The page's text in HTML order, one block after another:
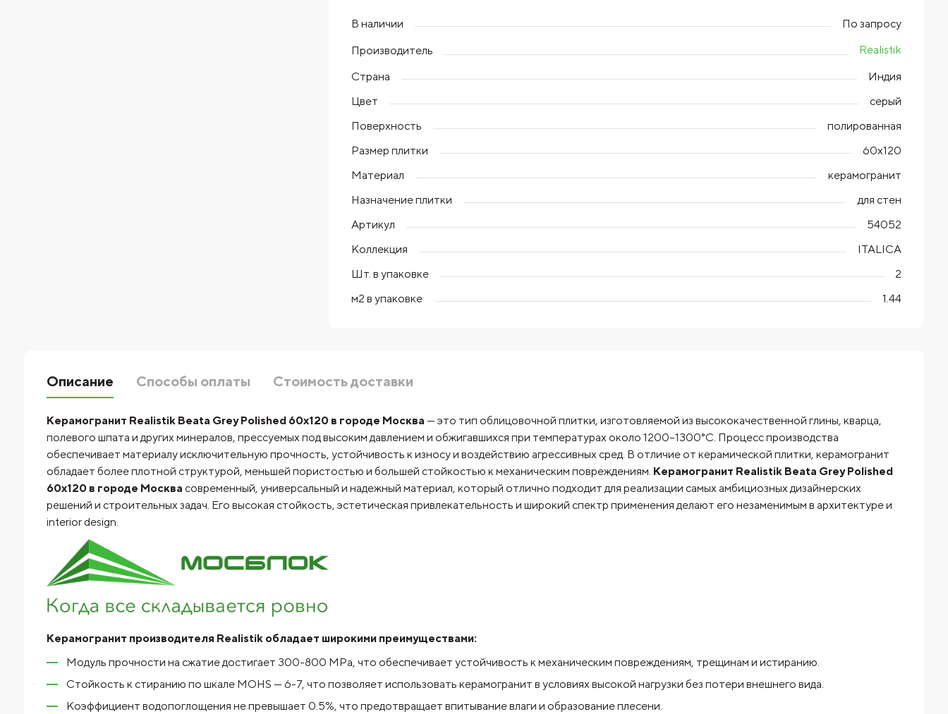
В наличии
По запросу
Производитель
Realistik
Страна
Индия
Цвет
серый
Поверхность
полированная
Размер плитки
60х120
Материал
керамогранит
Назначение плитки
для стен
Артикул
54052
Коллекция
ITALICA
Шт. в упаковке
2
м2 в упаковке
1.44
Описание Способы оплаты Стоимость доставки
Керамогранит Realistik Beata Grey Polished 60x120 в городе Москва — это тип облицовочной плитки, изготовляемой из высококачественной глины, кварца,
полевого шпата и других минералов, прессуемых под высоким давлением и обжигавшихся при температурах около 1200–1300°C. Процесс производства
обеспечивает материалу исключительную прочность, устойчивость к износу и воздействию агрессивных сред. В отличие от керамической плитки, керамогранит
обладает более плотной структурой, меньшей пористостью и большей стойкостью к механическим повреждениям. Керамогранит Realistik Beata Grey Polished
60x120 в городе Москва современный, универсальный и надежный материал, который отлично подходит для реализации самых амбициозных дизайнерских
решений и строительных задач. Его высокая стойкость, эстетическая привлекательность и широкий спектр применения делают его незаменимым в архитектуре и
interior design.
Керамогранит производителя Realistik обладает широкими преимуществами:
Модуль прочности на сжатие достигает 300-800 MPa, что обеспечивает устойчивость к механическим повреждениям, трещинам и истиранию.
Стойкость к стиранию по шкале MOHS — 6-7, что позволяет использовать керамогранит в условиях высокой нагрузки без потери внешнего вида.
Коэффициент водопоглощения не превышает 0.5%, что предотвращает впитывание влаги и образование плесени.